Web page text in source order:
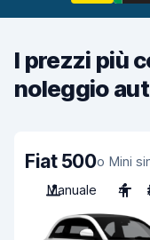
I prezzi più
noleggio
Fiat 500o Mini
Manuale
4